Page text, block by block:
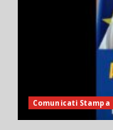
Comunicati Stampa